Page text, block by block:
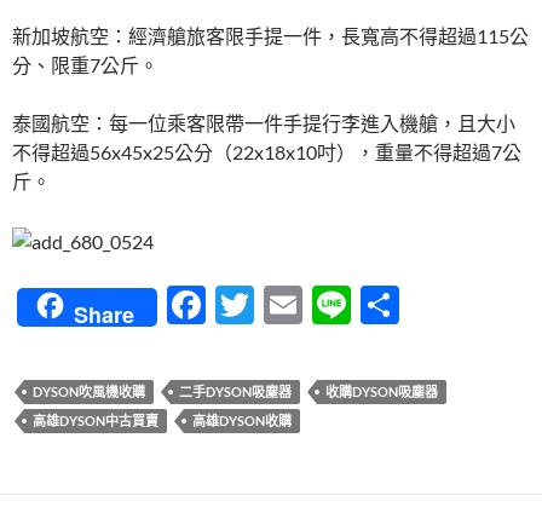
新加坡航空：經濟艙旅客限手提一件，長寬高不得超過115公
分、限重7公斤。
泰國航空：每一位乘客限帶一件手提行李進入機艙，且大小
不得超過56x45x25公分（22x18x10吋），重量不得超過7公
斤。
Share
F
e
b
o
T
itt
er
E
ail
Li
e
DYSON吹風機收購 二手DYSON吸塵器
收購DYSON吸塵器
高雄DYSON中古買賣
高雄DYSON收購